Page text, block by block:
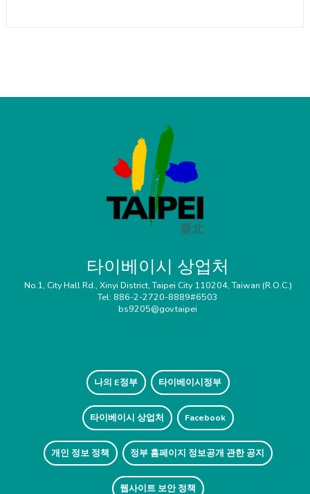
타이베이시 상업처
No.1, City Hall Rd., Xinyi District, Taipei City 110204, Taiwan (R.O.C.)
Tel: 886-2-2720-8889#6503
bs9205@gov.taipei
나의 E정부 타이베이시정부
타이베이시 상업처 Facebook
개인 정보 정책 정부 홈페이지 정보공개 관한 공지
웹사이트 보안 정책